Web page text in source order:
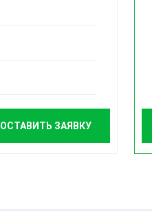
ОСТАВИТЬ ЗАЯВКУ